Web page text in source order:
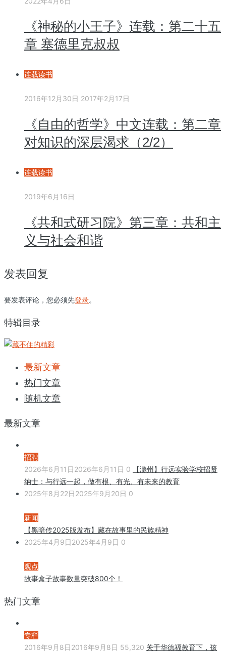
《神秘的小王子》连载：第二十五
章 塞德里克叔叔
连载读书
2016年12月30日 2017年2月17日
《自由的哲学》中文连载：第二章
对知识的深层渴求（2/2）
连载读书
2019年6月16日
《共和式研习院》第三章：共和主
义与社会和谐
发表回复
要发表评论，您必须先登录。
特辑目录
最新文章
热门文章
随机文章
最新文章
招聘
2026年6月11日2026年6月11日 0
【滁州】行远实验学校招贤
纳士：与行远一起，做有根、有光、有未来的教育
2025年8月22日2025年9月20日 0
新闻
【黑暗传2025版发布】藏在故事里的民族精神
2025年4月9日2025年4月9日 0
观点
故事盒子故事数量突破800个！
热门文章
专栏
2016年9月8日2016年9月8日 55,320 关于华德福教育下，孩